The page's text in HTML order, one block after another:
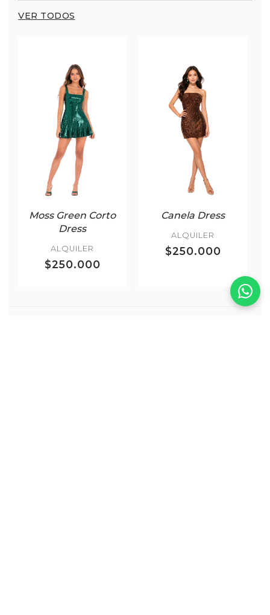
VER TODOS
Moss Green Corto
Dress
ALQUILER
$250.000
Canela Dress
ALQUILER
$250.000